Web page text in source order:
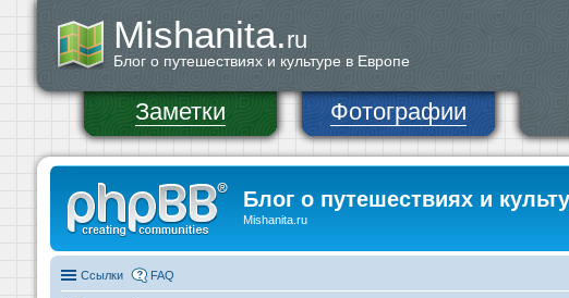
Mishanita.ru
Блог о путешествиях и культуре в Европе
Заметки Фотографии
Блог о путешествиях и
Mishanita.ru
Ссылки FAQ